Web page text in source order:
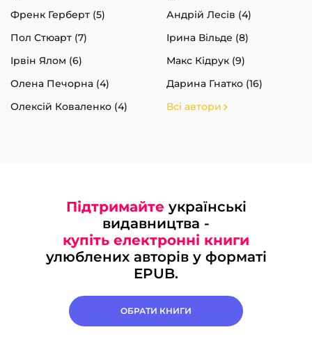
Френк Герберт (5)
Андрій Лесів (4)
Пол Стюарт (7)
Ірина Вільде (8)
Ірвін Ялом (6)
Макс Кідрук (9)
Олена Печорна (4)
Дарина Гнатко (16)
Олексій Коваленко (4)
Всі автори
Підтримайте українські
видавництва -
купіть електронні книги
улюблених авторів у форматі
EPUB.
ОБРАТИ КНИГИ